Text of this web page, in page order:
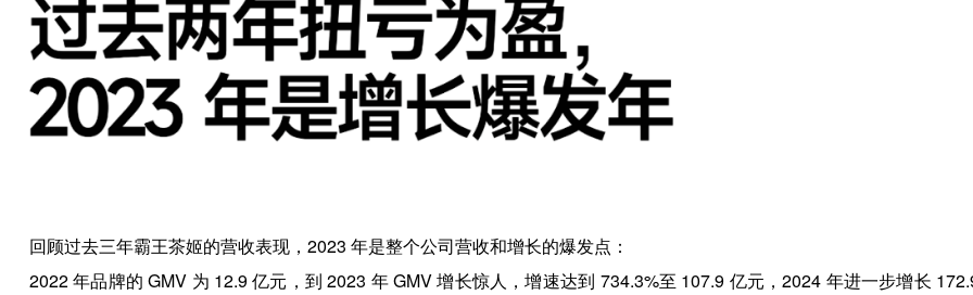
回顾过去三年霸王茶姬的营收表现，2023 年是整个公司营收和增长的爆发点：
2022 年品牌的 GMV 为 12.9 亿元，到 2023 年 GMV 增长惊人，增速达到 734.3%至 107.9 亿元，2024 年进一步增长